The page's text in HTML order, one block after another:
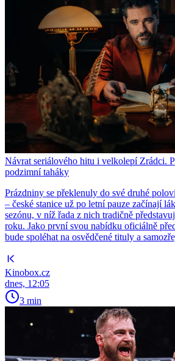
Návrat seriálového hitu i velkolepí Zrádci.
podzimní taháky
Prázdniny se překlenuly do své druhé
– české stanice už po letní pauze začínají
sezónu, v níž řada z nich tradičně
roku. Jako první svou nabídku oficiálně
bude spoléhat na osvědčené tituly a
Kinobox.cz
dnes, 12:05
3 min